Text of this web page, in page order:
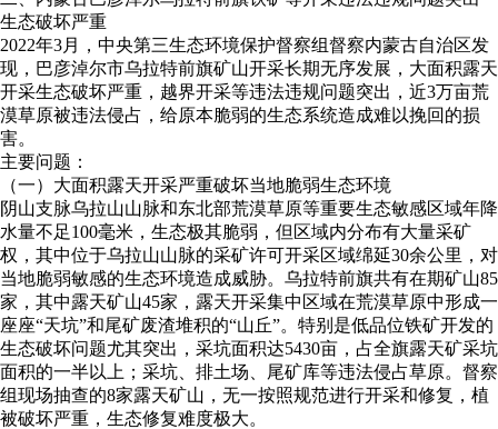
生态破坏严重
2022年3月，中央第三生态环境保护督察组督察内蒙古自治区发
现，巴彦淖尔市乌拉特前旗矿山开采长期无序发展，大面积露天
开采生态破坏严重，越界开采等违法违规问题突出，近3万亩荒
漠草原被违法侵占，给原本脆弱的生态系统造成难以挽回的损
害。
主要问题：
（一）大面积露天开采严重破坏当地脆弱生态环境
阴山支脉乌拉山山脉和东北部荒漠草原等重要生态敏感区域年降
水量不足100毫米，生态极其脆弱，但区域内分布有大量采矿
权，其中位于乌拉山山脉的采矿许可开采区域绵延30余公里，对
当地脆弱敏感的生态环境造成威胁。乌拉特前旗共有在期矿山85
家，其中露天矿山45家，露天开采集中区域在荒漠草原中形成一
座座“天坑”和尾矿废渣堆积的“山丘”。特别是低品位铁矿开发的
生态破坏问题尤其突出，采坑面积达5430亩，占全旗露天矿采坑
面积的一半以上；采坑、排土场、尾矿库等违法侵占草原。督察
组现场抽查的8家露天矿山，无一按照规范进行开采和修复，植
被破坏严重，生态修复难度极大。